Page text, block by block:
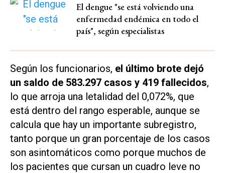
El dengue "se está volviendo una
enfermedad endémica en todo el
país", según especialistas
Según los funcionarios, el último brote dejó
un saldo de 583.297 casos y 419 fallecidos,
lo que arroja una letalidad del 0,072%, que
está dentro del rango esperable, aunque se
calcula que hay un importante subregistro,
tanto porque un gran porcentaje de los casos
son asintomáticos como porque muchos de
los pacientes que cursan un cuadro leve no